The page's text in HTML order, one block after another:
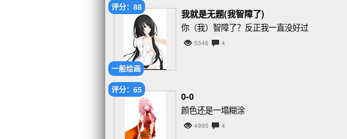
一般绘画
评分：88
我就是无题(我智障了)
你（我）智障了？反正我一直没好过
5346 4
评分：65
0-0
颜色还是一塌糊涂
4995 4